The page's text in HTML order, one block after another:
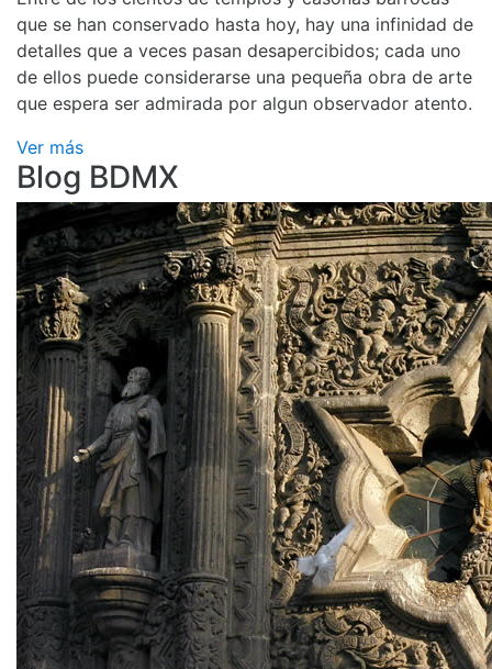
que se han conservado hasta hoy, hay una infinidad de
detalles que a veces pasan desapercibidos; cada uno
de ellos puede considerarse una pequeña obra de arte
que espera ser admirada por algun observador atento.
Ver más
Blog BDMX